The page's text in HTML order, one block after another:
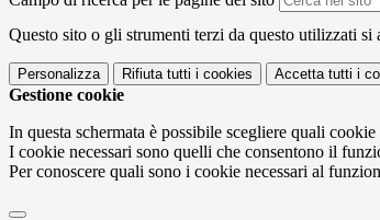
Questo sito o gli strumenti terzi da questo utilizzati
Personalizza Rifiuta tutti i cookies Accetta tutti i
Gestione cookie
In questa schermata è possibile scegliere quali cookie
I cookie necessari sono quelli che consentono il
Per conoscere quali sono i cookie necessari al